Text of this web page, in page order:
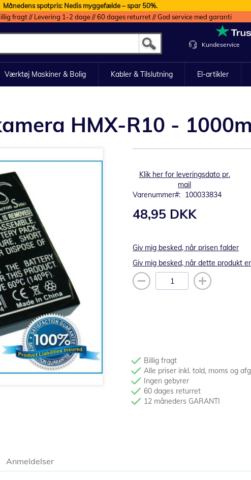
Månedens spotpris: Nedis myggefælde – spar 50%.
fragt // Levering 1-2 dage // 60 dages returret // God service med garanti
Kundeservice
Værktøj Maskiner & Bolig Kabler & Tilslutning El-artikler
HMX-R10 -
Klik her for leveringsdato pr.
mail
Varenummer
100033834
48,95 DKK
Giv mig besked, når prisen falder
Giv mig besked, når dette produkt
Billig fragt
Alle priser inkl. told, moms og
Ingen gebyrer
60 dages returret
12 måneders GARANTI
Anmeldelser